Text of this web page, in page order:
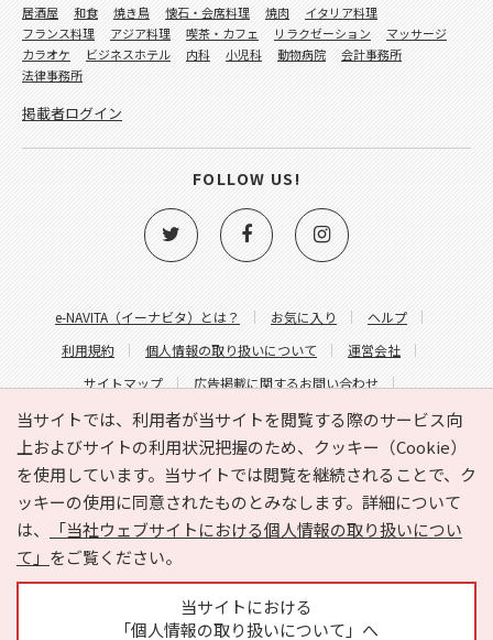
当サイトでは、利用者が当サイトを閲覧する際のサービス向
上およびサイトの利用状況把握のため、クッキー（Cookie）
を使用しています。当サイトでは閲覧を継続されることで、ク
ッキーの使用に同意されたものとみなします。詳細について
は、
「当社ウェブサイトにおける個人情報の取り扱いについ
て」 をご覧ください。
当サイトにおける
「個人情報の取り扱いについて」へ
e-NAVITA（イーナビタ）とは？ お気に入り
ヘルプ
利用規約
個人情報の取り扱いについて
運営会社
サイトマップ
広告掲載に関するお問い合わせ
サイトの内容に関するお問い合わせ
居酒屋 和食 焼き鳥 懐石・会席料理 焼肉
イタリア料理
フランス料理
アジア料理 喫茶・カフェ リラクゼーション
マッサージ
カラオケ
ビジネスホテル 内科 小児科 動物病院
会計事務所
法律事務所
掲載者ログイン
FOLLOW US!
Copyright © HYOJITO.Co.,Ltd. All Rights Reserved.